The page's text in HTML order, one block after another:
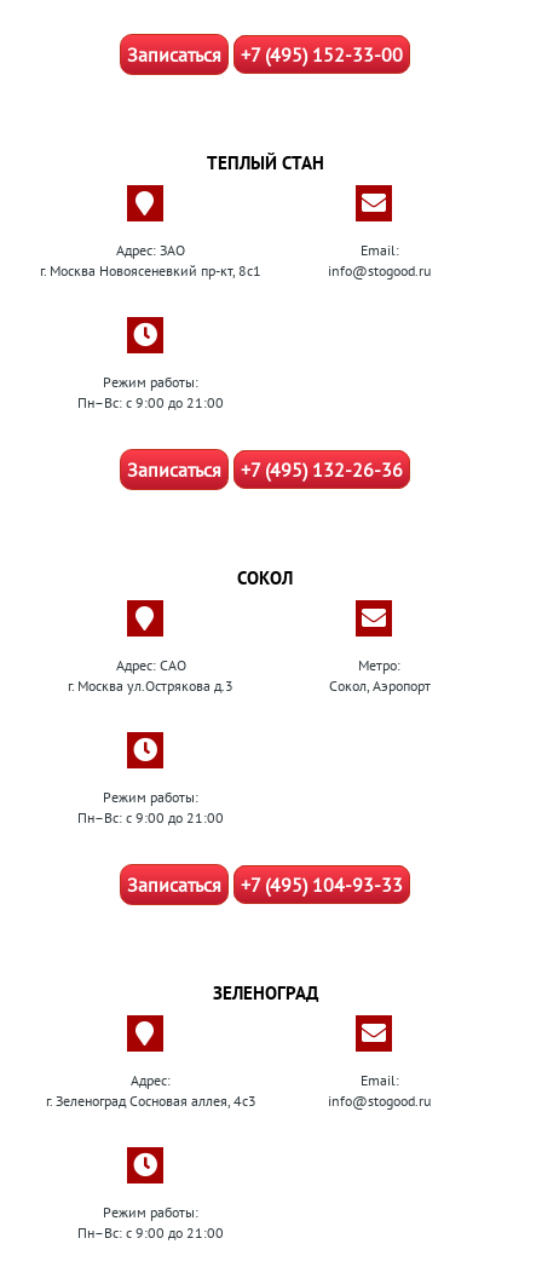
Записаться +7 (495) 152-33-00
ТЕПЛЫЙ СТАН
Адрес: ЗАО
г. Москва Новоясеневкий пр-кт, 8с1
Email:
info@stogood.ru
Режим работы:
Пн–Вс: с 9:00 до 21:00
Записаться +7 (495) 132-26-36
СОКОЛ
Адрес: САО
г. Москва ул.Острякова д.3
Метро:
Сокол, Аэропорт
Режим работы:
Пн–Вс: с 9:00 до 21:00
Записаться +7 (495) 104-93-33
ЗЕЛЕНОГРАД
Адрес:
г. Зеленоград Сосновая аллея, 4с3
Email:
info@stogood.ru
Режим работы:
Пн–Вс: с 9:00 до 21:00